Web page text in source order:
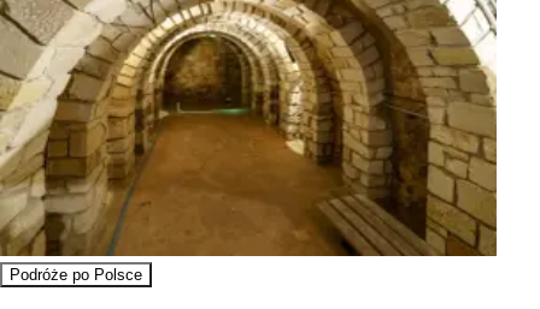
Podróże po Polsce